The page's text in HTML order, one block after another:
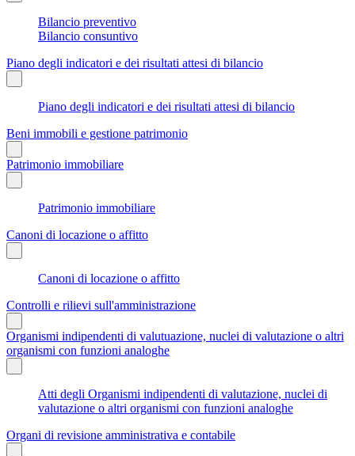
Bilancio preventivo
Bilancio consuntivo
Piano degli indicatori e dei risultati attesi di bilancio
Piano degli indicatori e dei risultati attesi di bilancio
Beni immobili e gestione patrimonio
Patrimonio immobiliare
Patrimonio immobiliare
Canoni di locazione o affitto
Canoni di locazione o affitto
Controlli e rilievi sull'amministrazione
Organismi indipendenti di valutuazione, nuclei di valutazione o altri
organismi con funzioni analoghe
Atti degli Organismi indipendenti di valutazione, nuclei di
valutazione o altri organismi con funzioni analoghe
Organi di revisione amministrativa e contabile